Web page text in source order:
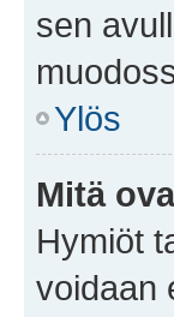
sen
Ylös
Mitä
Hymiöt
voidaan